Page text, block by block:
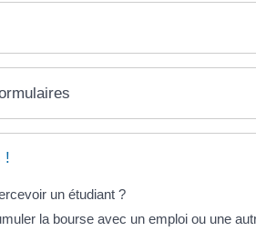
!
un étudiant ?
la bourse avec un emploi ou une